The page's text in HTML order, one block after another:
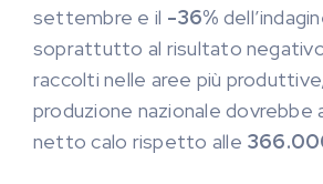
settembre e il -36%
soprattutto al risultato negativo
raccolti nelle aree più
produzione nazionale
netto calo rispetto alle